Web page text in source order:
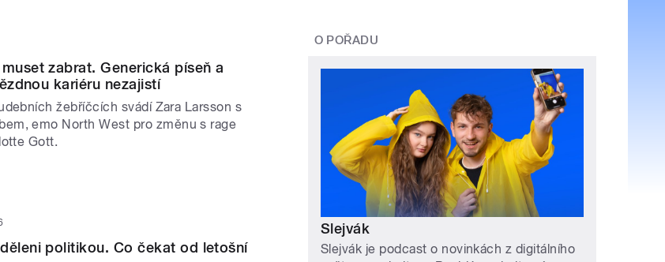
zabrat. Generická píseň a
kariéru nezajistí
žebříčcích svádí Zara Larsson s
emo North West pro změnu s rage
Gott.
politikou. Co čekat od letošní
O POŘADU
Slejvák
Slejvák je podcast o novinkách z digitálního